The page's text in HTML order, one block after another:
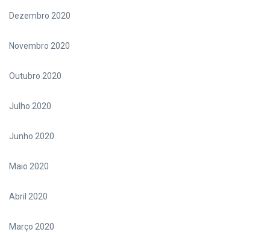
Dezembro 2020
Novembro 2020
Outubro 2020
Julho 2020
Junho 2020
Maio 2020
Abril 2020
Março 2020